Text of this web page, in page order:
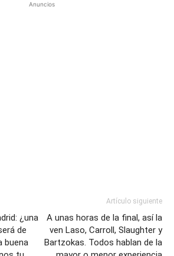
Anuncios
¿una
de
buena
Artículo siguiente
A unas horas de la final, así la
ven Laso, Carroll, Slaughter y
Bartzokas. Todos hablan de la